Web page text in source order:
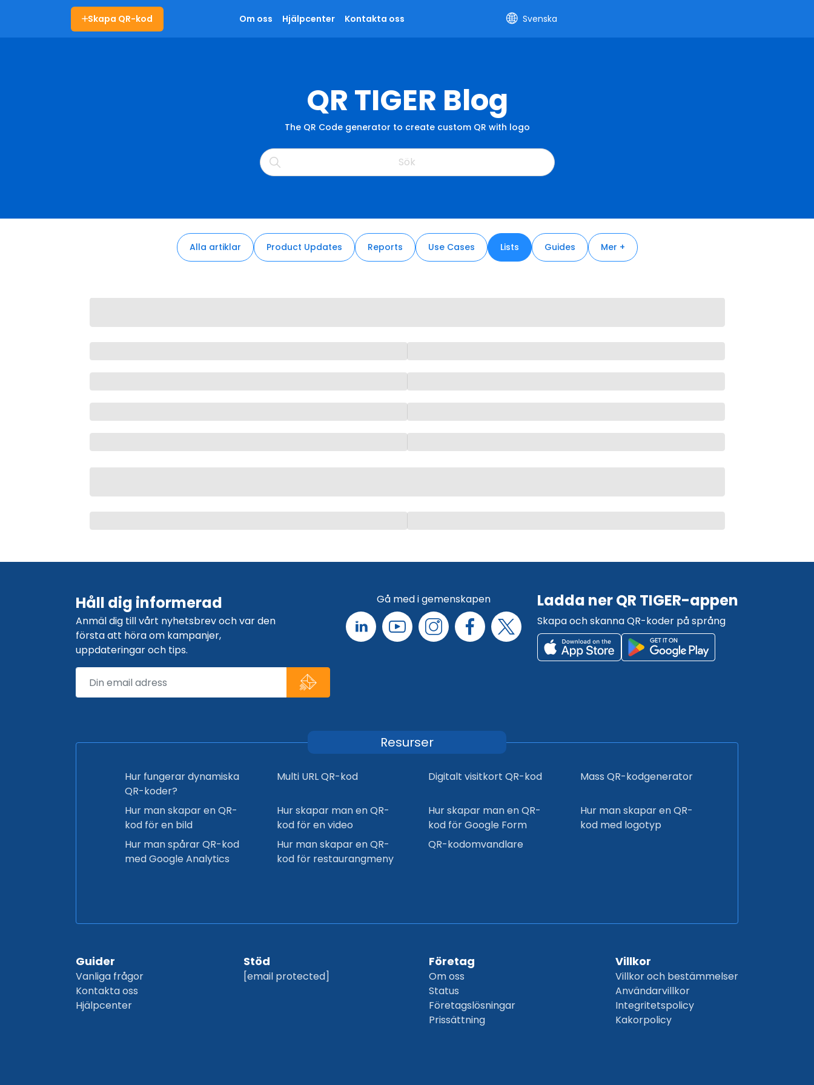
Skapa QR-kod Om oss Hjälpcenter Kontakta oss Svenska
QR TIGER Blog
The QR Code generator to create custom QR with logo
Alla artiklar Product Updates Reports Use Cases Lists Guides Mer +
Håll dig informerad
Anmäl dig till vårt nyhetsbrev och var den
första att höra om kampanjer,
uppdateringar och tips.
Gå med i gemenskapen Ladda ner QR TIGER-appen
Skapa och skanna QR-koder på språng
Resurser
Hur fungerar dynamiska
QR-koder?
Multi URL QR-kod Digitalt visitkort QR-kod Mass QR-kodgenerator
Hur man skapar en QR-
kod för en bild
Hur skapar man en QR-
kod för en video
Hur skapar man en QR-
kod för Google Form
Hur man skapar en QR-
kod med logotyp
Hur man spårar QR-kod
med Google Analytics
Hur man skapar en QR-
kod för restaurangmeny
QR-kodomvandlare
Guider
Vanliga frågor
Kontakta oss
Hjälpcenter
Stöd
[email protected]
Företag
Om oss
Status
Företagslösningar
Prissättning
Villkor
Villkor och bestämmelser
Användarvillkor
Integritetspolicy
Kakorpolicy